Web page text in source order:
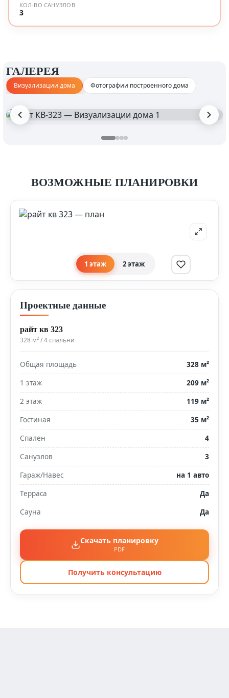
КОЛ-ВО САНУЗЛОВ
3
ГАЛЕРЕЯ
Визуализации дома Фотографии построенного дома
ВОЗМОЖНЫЕ ПЛАНИРОВКИ
1 этаж 2 этаж
Проектные данные
райт кв 323
328 м² / 4 спальни
Общая площадь
328 м²
1 этаж
209 м²
2 этаж
119 м²
Гостиная
35 м²
Спален
4
Санузлов
3
Гараж/Навес
на 1 авто
Терраса
Да
Сауна
Да
Скачать планировку
PDF
Получить консультацию